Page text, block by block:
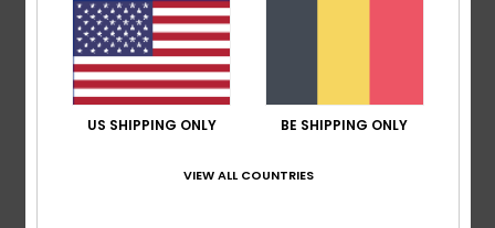
Ariane8. juli 2026
Satisfied
Materiaal : 5/5 Kleur
US SHIPPING ONLY BE SHIPPING ONLY
VIEW ALL COUNTRIES